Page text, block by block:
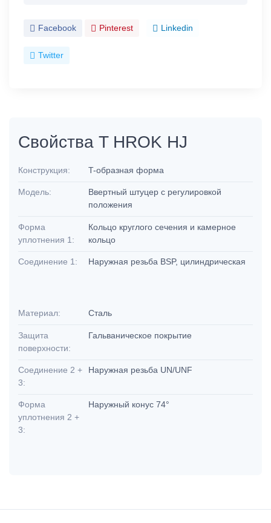
Facebook Pinterest Linkedin
Twitter
Свойства T HROK HJ
Конструкция: T-образная форма
Модель:
Ввертный штуцер с регулировкой
положения
Форма
уплотнения 1:
Кольцо круглого сечения и камерное
кольцо
Соединение 1: Наружная резьба BSP, цилиндрическая
Материал: Сталь
Защита
поверхности:
Гальваническое покрытие
Соединение 2 +
3:
Наружная резьба UN/UNF
Форма
уплотнения 2 +
3:
Наружный конус 74°